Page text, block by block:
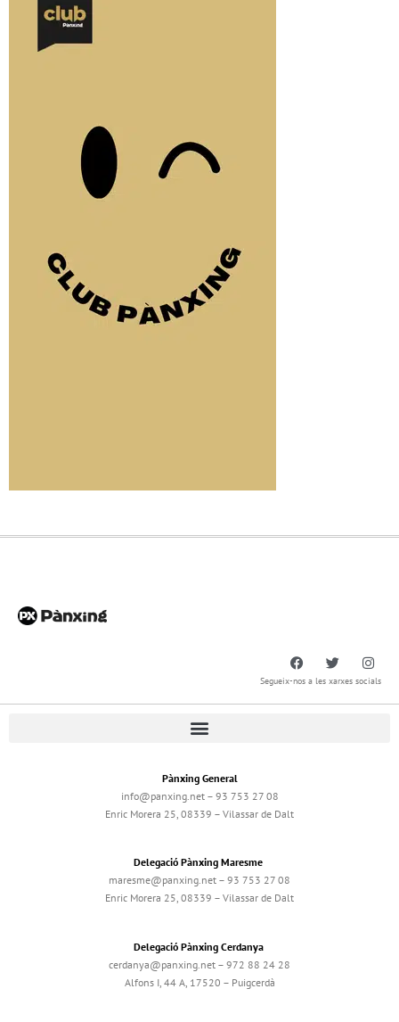
Segueix-nos a les xarxes socials
Pànxing General
info@panxing.net – 93 753 27 08
Enric Morera 25, 08339 – Vilassar de Dalt
Delegació Pànxing Maresme
maresme@panxing.net – 93 753 27 08
Enric Morera 25, 08339 – Vilassar de Dalt
Delegació Pànxing Cerdanya
cerdanya@panxing.net – 972 88 24 28
Alfons I, 44 A, 17520 – Puigcerdà